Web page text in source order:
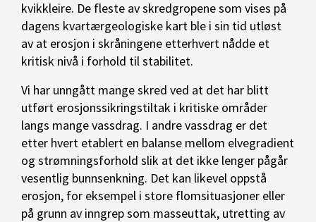
kvikkleire. De fleste av skredgropene som vises på
dagens kvartærgeologiske kart ble i sin tid utløst
av at erosjon i skråningene etterhvert nådde et
kritisk nivå i forhold til stabilitet.
Vi har unngått mange skred ved at det har blitt
utført erosjonssikringstiltak i kritiske områder
langs mange vassdrag. I andre vassdrag er det
etter hvert etablert en balanse mellom elvegradient
og strømningsforhold slik at det ikke lenger pågår
vesentlig bunnsenkning. Det kan likevel oppstå
erosjon, for eksempel i store flomsituasjoner eller
på grunn av inngrep som masseuttak, utretting av